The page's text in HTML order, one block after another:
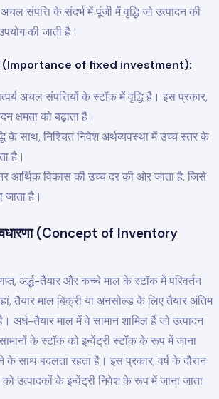
संपत्ति के संदर्भ में पूंजी में वृद्धि जो उत्पादन की
की जाती है।
(Importance of fixed investment):
अचल संपत्तियों के स्टॉक में वृद्धि है। इस प्रकार,
क्षमता को बढ़ाता है।
के साथ, निश्चित निवेश अर्थव्यवस्था में उच्च स्तर के
है।
आर्थिक विकास की उच्च दर की ओर जाता है, जिसे
जाता है।
(Concept of Inventory
अर्द्ध-तैयार और कच्चे माल के स्टॉक में परिवर्तन
तैयार माल बिक्री या अनसोल्ड के लिए तैयार अंतिम
अर्ध-तैयार माल में वे सामान शामिल हैं जो उत्पादन
के स्टॉक को इन्वेंट्री स्टॉक के रूप में जाना
साथ बदलता रहता है। इस प्रकार, वर्ष के दौरान
उत्पादकों के इन्वेंट्री निवेश के रूप में जाना जाता